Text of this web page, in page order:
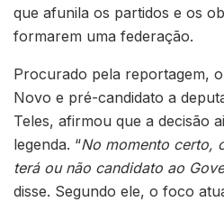
que afunila os partidos e os
formarem uma federação.
Procurado pela reportagem,
Novo e pré-candidato a
Teles, afirmou que a decisão
legenda. “No momento certo,
terá ou não candidato ao
disse. Segundo ele, o foco